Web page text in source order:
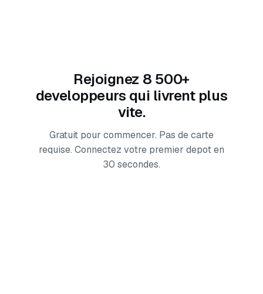
Rejoignez 8 500+
developpeurs qui livrent plus
vite.
Gratuit pour commencer. Pas de carte
requise. Connectez votre premier depot en
30 secondes.